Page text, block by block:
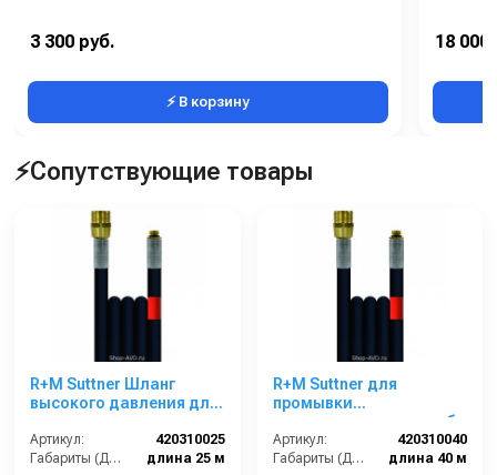
3 300 руб.
⚡ В корзину
18 000
⚡Сопутствующие товары
R+M Suttner Шланг
высокого давления для
канализационных труб
25 м
Артикул:
420310025
Габариты (ДхШхВ):
длина 25 м
R+M Suttner для
промывки
канализационных труб
(длина — 40 м, диаметр
— 6 мм)
Артикул:
420310040
Габариты (ДхШхВ):
длина 40 м